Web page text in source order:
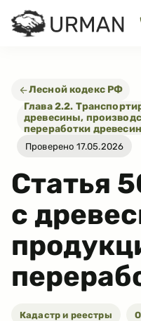
Лесной кодекс РФ
Глава 2.2.
древесины,
переработки
Проверено 17.05.2026
Статья
с
Кадастр и реестры